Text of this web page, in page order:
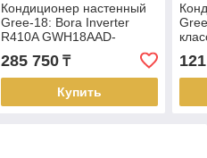
Кондиционер настенный
Gree-18: Bora Inverter
R410A GWH18AAD-
K3DNA1E (без
соединительной
инсталляции)
285 750₸
Купить